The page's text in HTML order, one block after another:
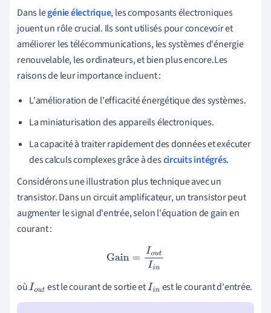
Dans legénie électrique, les composants électroniques
jouent un rôle crucial. Ils sont utilisés pour concevoir et
améliorer les télécommunications, les systèmes d'énergie
renouvelable, les ordinateurs, et bien plus encore.Les
raisons de leur importance incluent :
L'amélioration de l'efficacité énergétique des systèmes.
La miniaturisation des appareils électroniques.
La capacité à traiter rapidement des données et exécuter
des calculs complexes grâce à descircuits intégrés.
Considérons une illustration plus technique avec un
transistor. Dans un circuit amplificateur, un transistor peut
augmenter le signal d'entrée, selon l'équation de gain en
courant :
Gain =Io utIin
oùIoutest le courant de sortie etIin est le courant d'entrée.